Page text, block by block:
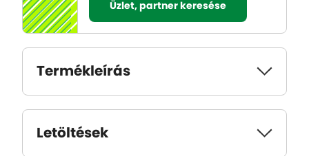
Üzlet, partner keresése
Termékleírás
Letöltések